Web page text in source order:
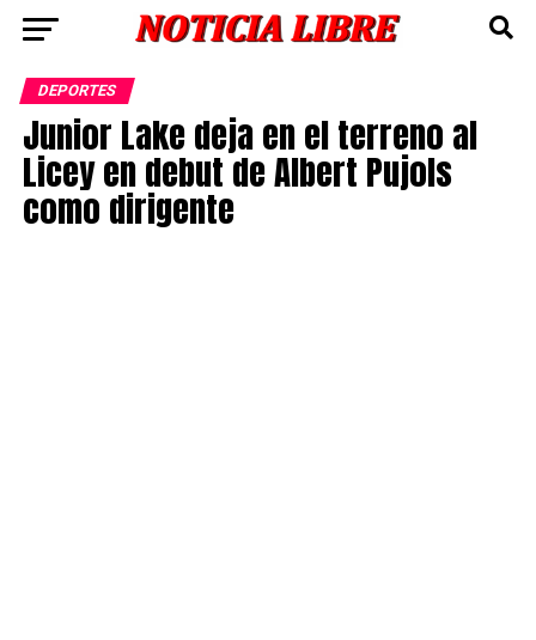
DEPORTES
Junior Lake deja en el terreno al
Licey en debut de Albert Pujols
como dirigente